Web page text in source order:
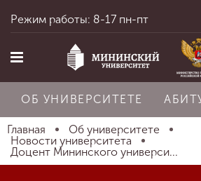
Главная
Режим работы: 8-17 пн-пт
ОБ УНИВЕРСИТЕТЕ
Главная
Об университете
Новости университета
Доцент Мининского универси...